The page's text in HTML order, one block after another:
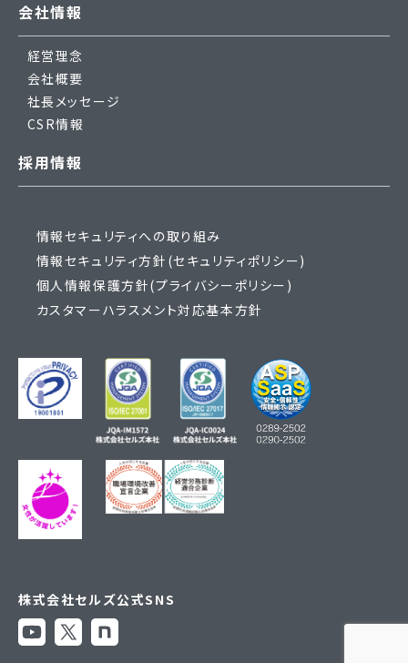
会社情報
経営理念
会社概要
社長メッセージ
CSR情報
採用情報
情報セキュリティへの取り組み
情報セキュリティ方針(セキュリティポリシー)
個人情報保護方針(プライバシーポリシー)
カスタマーハラスメント対応基本方針
株式会社セルズ公式SNS